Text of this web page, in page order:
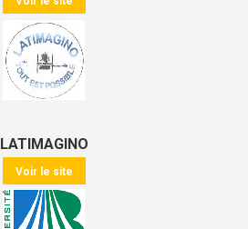
LATIMAGINO
Voir le site